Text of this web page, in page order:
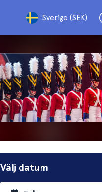
Sverige (SEK)
Välj datum